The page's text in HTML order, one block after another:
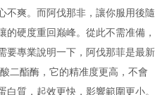
不爽。而阿伐那非，讓你服用後隨
硬度重回巅峰。從此不需准備，
要專業說明一下，阿伐那菲是最新
二酯酶，它的精准度更高，不會
質，起效更快，影響範圍更小。